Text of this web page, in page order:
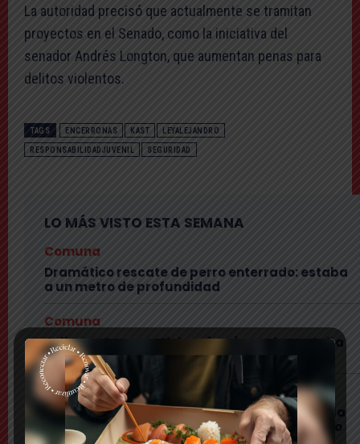
La autoridad precisó que actualmente se tramitan
proyectos en el Senado, como la iniciativa del
senador Andrés Longton, que aumentan penas para
delitos violentos.
TAGS ENCERRONAS KAST LEYALEJANDRO
RESPONSABILIDADJUVENIL SEGURIDAD
LO MÁS VISTO ESTA SEMANA
Comuna
Dramático rescate de perro enterrado: estaba
a un metro de profundidad
Comuna
Julianno Sosa participará en jornada gratuita
por el Día de la Niñez en Puente Alto
Comuna
Comerciante puentealtino celebrará Día de la
Niñez regalando papas y costillar: «los espero